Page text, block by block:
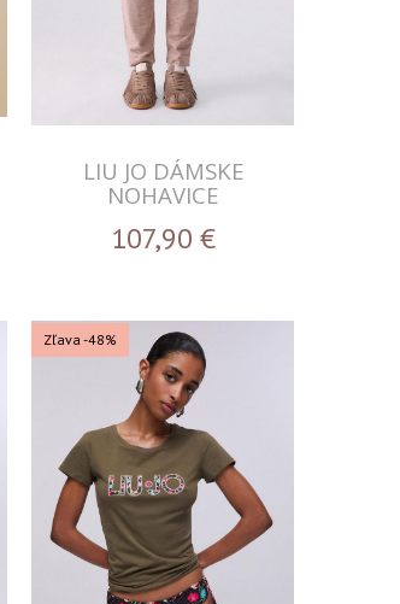
LIU JO DÁMSKE
NOHAVICE
107,90 €
Zľava -48%